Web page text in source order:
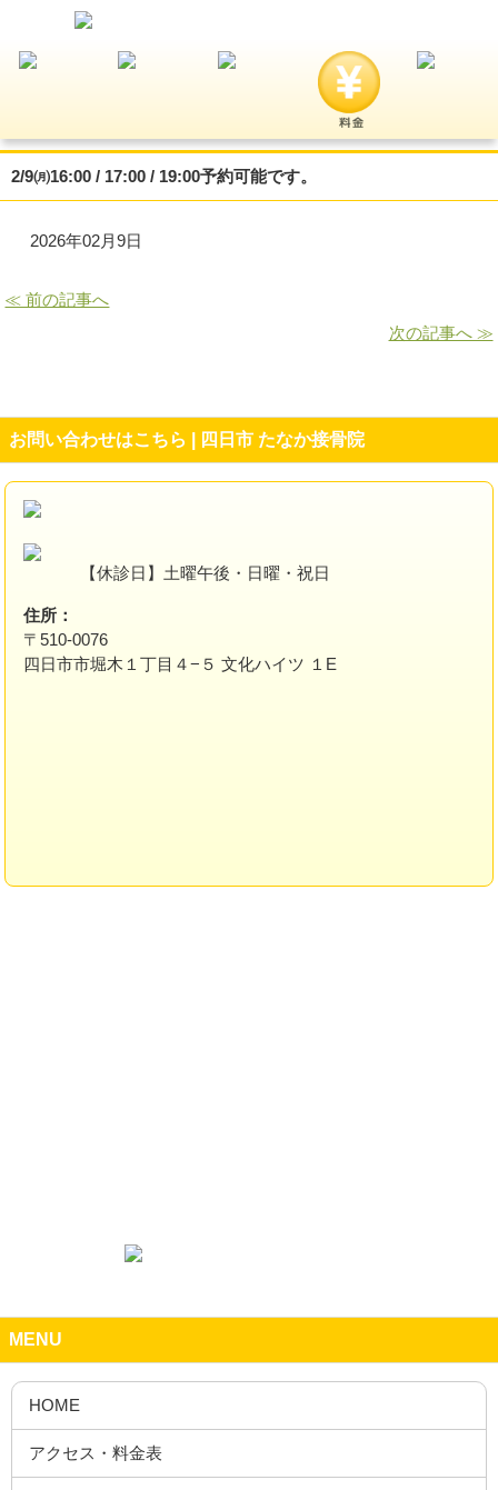
2/9㈪16:00 / 17:00 / 19:00予約可能です。
2026年02月9日
≪ 前の記事へ
次の記事へ ≫
お問い合わせはこちら | 四日市 たなか接骨院
【休診日】土曜午後・日曜・祝日
住所：
〒510-0076
四日市市堀木１丁目４−５ 文化ハイツ １E
MENU
HOME
アクセス・料金表